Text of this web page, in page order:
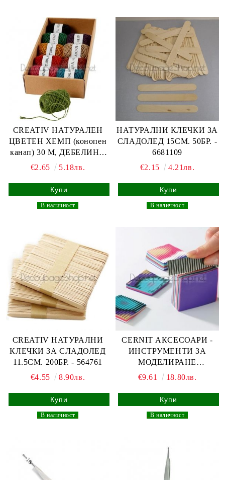
CREATIV НАТУРАЛЕН
ЦВЕТЕН ХЕМП (конопен
канап) 30 М, ДЕБЕЛИНА
1-2 ММ - БЯЛ
€2.65 5.18лв.
В наличност
НАТУРАЛНИ КЛЕЧКИ ЗА
СЛАДОЛЕД 15СМ. 50БР. -
6681109
€2.15
4.21лв.
В наличност
CREATIV НАТУРАЛНИ
КЛЕЧКИ ЗА СЛАДОЛЕД
11.5СМ. 200БР. - 564761
€4.55
8.90лв.
В наличност
CERNIT АКСЕСОАРИ -
ИНСТРУМЕНТИ ЗА
МОДЕЛИРАНЕ
КОМПЛЕКТ
€9.61 18.80лв.
В наличност